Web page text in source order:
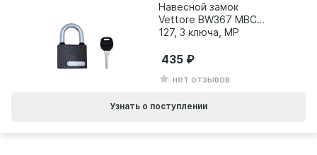
Навесной замок
Vettore BW367 МВС
127, 3 ключа, MP
нет отзывов
435
Узнать о поступлении